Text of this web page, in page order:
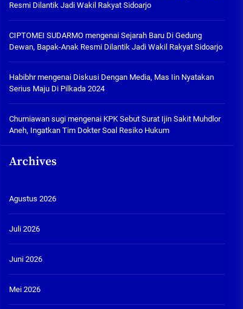
Resmi Dilantik Jadi Wakil Rakyat Sidoarjo
CIPTOMEI SUDARMOmengenai Sejarah Baru Di Gedung
Dewan, Bapak-Anak Resmi Dilantik Jadi Wakil Rakyat Sidoarjo
Habibhrmengenai Diskusi Dengan Media, Mas Iin Nyatakan
Serius Maju Di Pilkada 2024
Churniawan sugimengenai KPK Sebut Surat Ijin Sakit Muhdlor
Aneh, Ingatkan Tim Dokter Soal Resiko Hukum
Archives
Agustus 2026
Juli 2026
Juni 2026
Mei 2026